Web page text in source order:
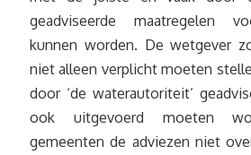
geadviseerde maatregelen
kunnen worden. De wetgever
niet alleen verplicht moeten
door ‘de waterautoriteit’
ook uitgevoerd moeten
gemeenten de adviezen niet